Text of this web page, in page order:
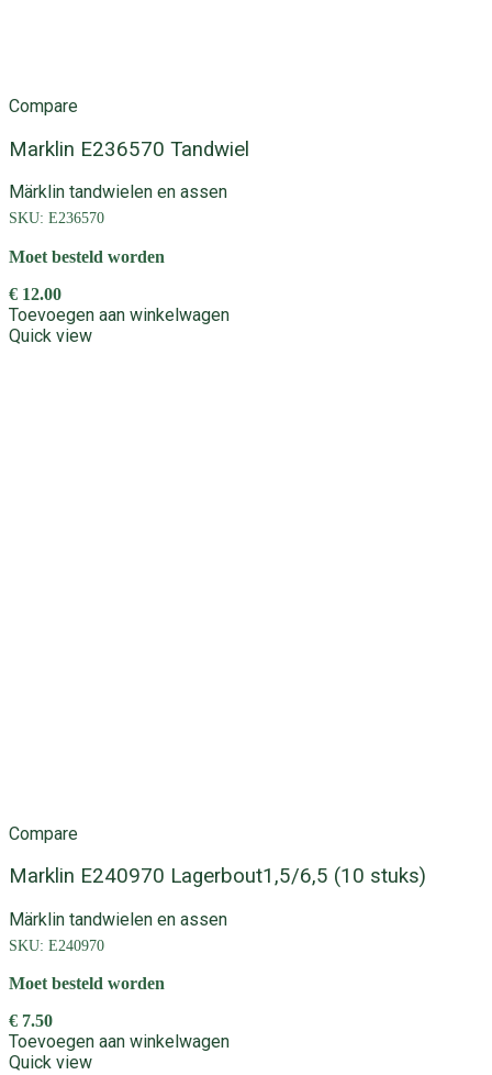
Compare
Marklin E236570 Tandwiel
Märklin tandwielen en assen
SKU: E236570
Moet besteld worden
€ 12.00
Toevoegen aan winkelwagen
Quick view
Compare
Marklin E240970 Lagerbout1,5/6,5 (10 stuks)
Märklin tandwielen en assen
SKU: E240970
Moet besteld worden
€ 7.50
Toevoegen aan winkelwagen
Quick view